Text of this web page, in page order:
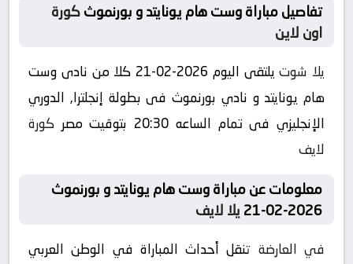
تفاصيل مباراة وست هام يونايتد و بورنموثكورة
اون لاين
يلا شوت
يلتقى اليوم 2026-02-21 كلا من نادى وست
هام يونايتد و نادي بورنموث فى بطولة إنجلترا, الدوري
الإنجليزي فى تمام الساعه 20:30 بتوقيت مصر
كورة
لايف
معلومات عن مباراة وست هام يونايتد و بورنموث
2026-02-21
يلا لايف
في العارضة تنقل أحداث المباراة في الوطن العربي